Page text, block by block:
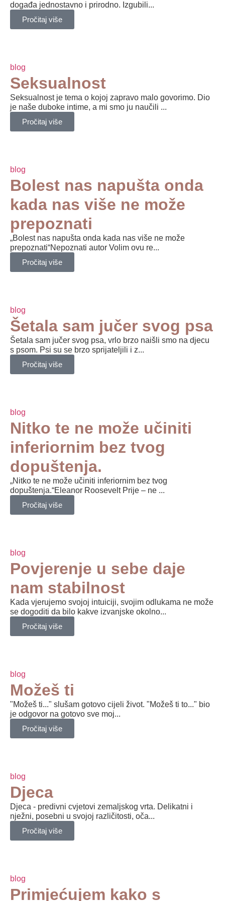
događa jednostavno i prirodno. Izgubili...
Pročitaj više
blog
Seksualnost
Seksualnost je tema o kojoj zapravo malo govorimo. Dio
je naše duboke intime, a mi smo ju naučili ...
Pročitaj više
blog
Bolest nas napušta onda
kada nas više ne može
prepoznati
„Bolest nas napušta onda kada nas više ne može
prepoznati“Nepoznati autor Volim ovu re...
Pročitaj više
blog
Šetala sam jučer svog psa
Šetala sam jučer svog psa, vrlo brzo naišli smo na djecu
s psom. Psi su se brzo sprijateljili i z...
Pročitaj više
blog
Nitko te ne može učiniti
inferiornim bez tvog
dopuštenja.
„Nitko te ne može učiniti inferiornim bez tvog
dopuštenja.“Eleanor Roosevelt Prije – ne ...
Pročitaj više
blog
Povjerenje u sebe daje
nam stabilnost
Kada vjerujemo svojoj intuiciji, svojim odlukama ne može
se dogoditi da bilo kakve izvanjske okolno...
Pročitaj više
blog
Možeš ti
"Možeš ti..." slušam gotovo cijeli život. "Možeš ti to..." bio
je odgovor na gotovo sve moj...
Pročitaj više
blog
Djeca
Djeca - predivni cvjetovi zemaljskog vrta. Delikatni i
nježni, posebni u svojoj različitosti, oča...
Pročitaj više
blog
Primjećujem kako s